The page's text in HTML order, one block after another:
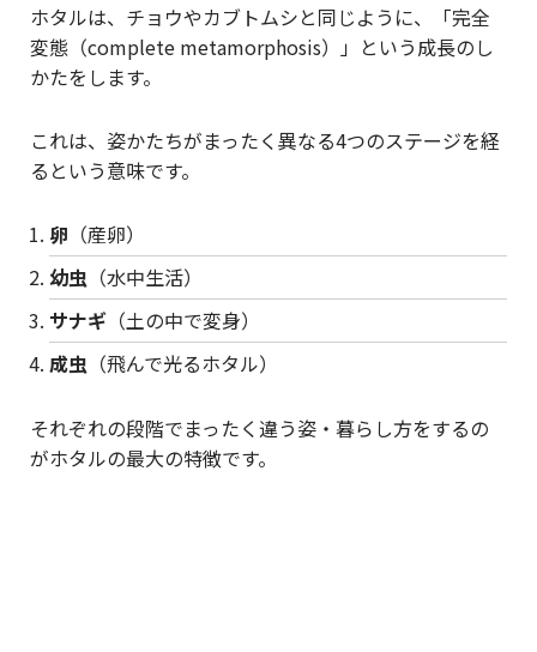
ホタルは、チョウやカブトムシと同じように、「完全
変態（complete metamorphosis）」という成長のし
かたをします。
これは、姿かたちがまったく異なる4つのステージを経
るという意味です。
卵 （産卵）
幼虫 （水中生活）
サナギ （土の中で変身）
成虫 （飛んで光るホタル）
それぞれの段階でまったく違う姿・暮らし方をするの
がホタルの最大の特徴です。